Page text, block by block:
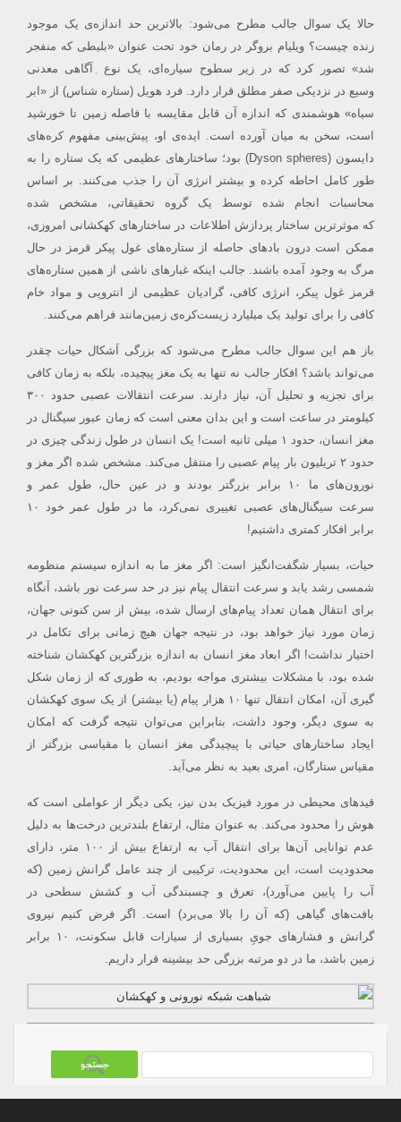
حالا یک سوال جالب مطرح می‌شود: بالاترین حد اندازه‌ی یک موجود
زنده چیست؟ ویلیام بروگر در رمان خود تحت عنوان «بلیطی که منفجر
شد»تصور کرد که در زیر سطوح سیاره‌ای، یک نوع ٖآگاهی معدنی
وسیع در نزدیکی صفر مطلق قرار دارد. فرد هویل (ستاره شناس) از «ابر
سیاه» هوشمندی که اندازه آن قابل مقایسه با فاصله زمین تا خورشید
است، سخن به میان آورده است. ایده‌ی او، پیش‌بینی مفهوم کره‌های
دایسون (Dyson spheres) بود؛ ساختارهای عظیمی که یک ستاره را به
طور کامل احاطه کرده و بیشتر انرژی آن را جذب می‌کنند. بر اساس
محاسبات انجام شده توسط یک گروه تحقیقاتی، مشخص شده
که موثرترین ساختار پردازش اطلاعات در ساختار‌های کهکشانی امروزی،
ممکن است درون بادهای حاصله از ستاره‌های غول پیکر قرمز در حال
مرگ به وجود آمده‌ باشند. جالب اینکه غبار‌های ناشی از همین ستاره‌های
قرمز غول پیکر، انرژی کافی، گرادیان عظیمی از انتروپی و مواد خام
کافی را برای تولید یک میلیارد زیست‌کره‌‌ی زمین‌مانند فراهم می‌کنند.
باز هم این سوال جالب مطرح می‌شود که بزرگی اَشکال حیات چقدر
می‌تواند باشد؟ افکار جالب نه تنها به یک مغز پیچیده، بلکه به زمان کافی
برای تجزیه و تحلیل آن، نیاز دارند.
سرعت انتقالات عصبی حدود ۳۰۰
کیلومتر در ساعت است و این بدان معنی است که زمان عبور سیگنال در
مغز انسان، حدود ۱ میلی ثانیه است! یک انسان در طول زندگی چیزی در
حدود ۲ تریلیون بار پیام عصبی را منتقل می‌کند. مشخص شده اگر مغز و
نورون‌های ما ۱۰ برابر بزرگتر بودند و در عین حال، طول عمر و
سرعت سیگنال‌های عصبی تغییری نمی‌کرد، ما در طول عمر خود ۱۰
برابر افکار کمتری داشتیم!
حیات، بسیار شگفت‌انگیز است: اگر مغز ما به اندازه سیستم منظومه
شمسی رشد یابد و سرعت انتقال پیام نیز در حد سرعت نور باشد، آنگاه
برای انتقال همان تعداد پیام‌های ارسال شده، بیش از سن کنونی جهان،
زمان مورد نیاز خواهد بود، در نتیجه جهان هیچ زمانی برای تکامل در
اختیار نداشت! اگر ابعاد مغز انسان به اندازه بزرگترین کهکشان شناخته
شده بود، با مشکلات بیشتری مواجه بودیم، به طوری که از زمان شکل
گیری آن، امکان انتقال تنها ۱۰ هزار
پیام (یا بیشتر) از یک سوی کهکشان
به سوی دیگر،وجود داشت، بنابراین می‌توان نتیجه گرفت که امکان
ایجاد ساختارهای حیاتی با پیچیدگی مغز انسان با مقیاسی بزرگتر از
مقیاس ستارگان، امری بعید به نظر می‌آید.
قیدهای محیطی در مورد فیزیک بدن نیز، یکی دیگر از عواملی است که
هوش را محدود می‌کند. به عنوان مثال، ارتفاع بلندترین درخت‌ها به دلیل
عدم توانایی آن‌ها برای انتقال آب به ارتفاع بیش از ۱۰۰ متر، دارای
محدودیت است، این محدودیت، ترکیبی از چند عامل گرانش زمین (که
آب را پایین می‌آورد)، تعرق و چسبندگی آب و کشش سطحی در
بافت‌های گیاهی (که آن را بالا می‌برد) است. اگر فرض کنیم نیروی
گرانش و فشارهای جویِ بسیاری از سیارات قابل سکونت، ۱۰ برابر
زمین باشد، ما در دو مرتبه بزرگی حد بیشینه قرار داریم.